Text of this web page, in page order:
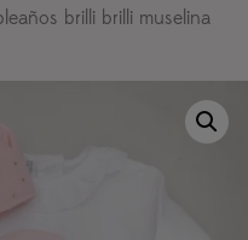
brilli brilli muselina